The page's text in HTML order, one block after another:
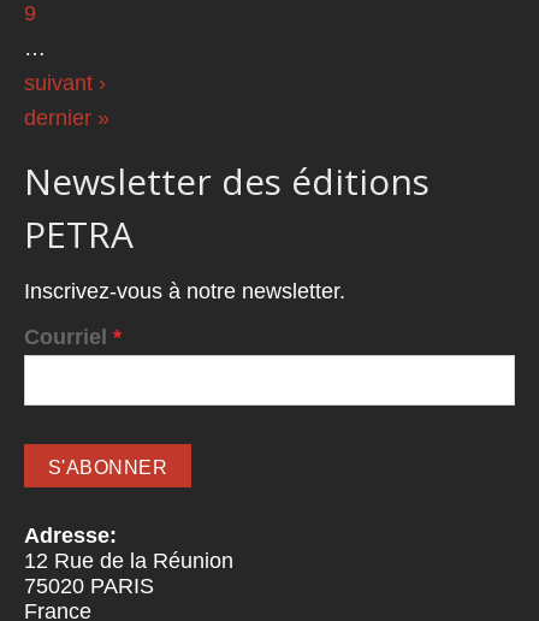
9
…
suivant ›
dernier »
Newsletter des éditions
PETRA
Inscrivez-vous à notre newsletter.
Courriel *
Adresse:
12 Rue de la Réunion
75020 PARIS
France